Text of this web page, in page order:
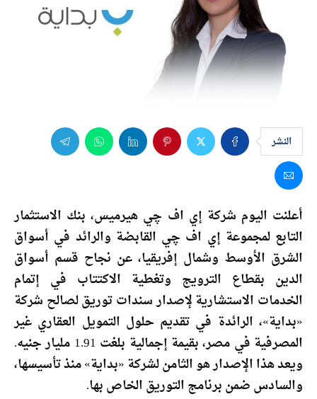
النشر
أعلنت اليوم شركة إي اف چي هيرميس، بنك الاستثمار
التابع لمجموعة إي اف چي القابضة والرائد في أسواق
الشرق الأوسط وشمال إفريقيا، عن نجاح قسم أسواق
الدين بقطاع الترويج وتغطية الاكتتاب في إتمام
الخدمات الاستشارية لإصدار سندات توريق لصالح شركة
«بداية»، الرائدة في تقديم حلول التمويل العقاري غير
المصرفية في مصر، بقيمة إجمالية بلغت 1.91 مليار جنيه.
ويعد هذا الإصدار هو الثامن لشركة «بداية» منذ تأسيسها،
والسادس ضمن برنامج التوريق الخاص بها.